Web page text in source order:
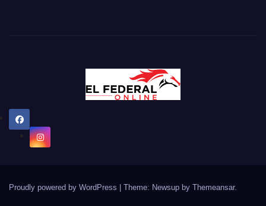
Proudly powered by WordPress | Theme: Newsup by Themeansar.